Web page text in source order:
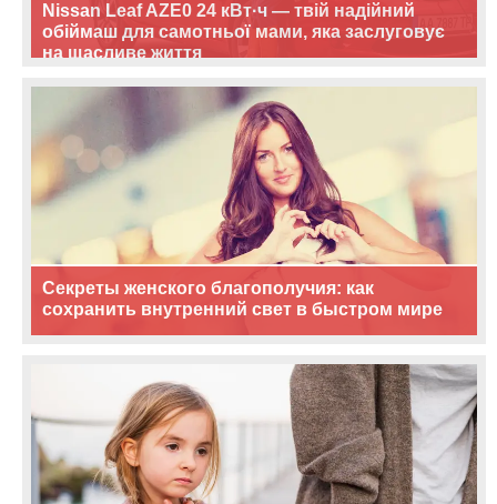
Nissan Leaf AZE0 24 кВт·ч — твій надійний
обіймаш для самотньої мами, яка заслуговує
на щасливе життя
Секреты женского благополучия: как
сохранить внутренний свет в быстром мире